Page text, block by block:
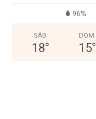
96%
SÁB
18°
DOM
15°